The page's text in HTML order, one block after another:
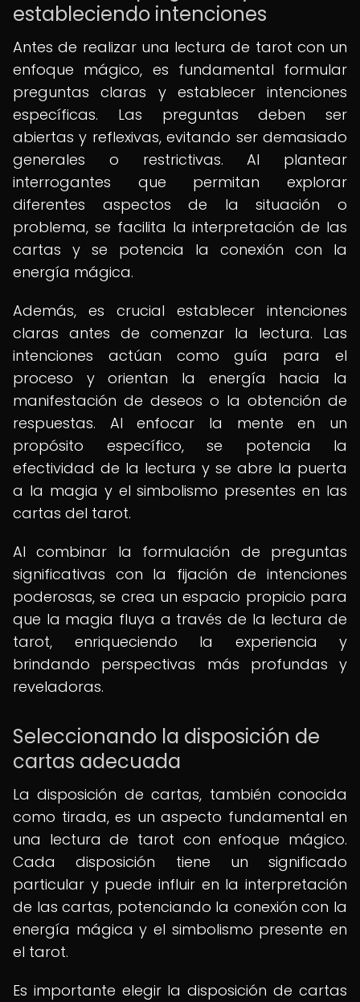
estableciendo intenciones
Antes de realizar una lectura de tarot con un
enfoque mágico, es fundamental formular
preguntas claras y establecer intenciones
específicas. Las preguntas deben ser
abiertas y reflexivas, evitando ser demasiado
generales o restrictivas. Al plantear
interrogantes que permitan explorar
diferentes aspectos de la situación o
problema, se facilita la interpretación de las
cartas y se potencia la conexión con la
energía mágica.
Además, es crucial establecer intenciones
claras antes de comenzar la lectura. Las
intenciones actúan como guía para el
proceso y orientan la energía hacia la
manifestación de deseos o la obtención de
respuestas. Al enfocar la mente en un
propósito específico, se potencia la
efectividad de la lectura y se abre la puerta
a la magia y el simbolismo presentes en las
cartas del tarot.
Al combinar la formulación de preguntas
significativas con la fijación de intenciones
poderosas, se crea un espacio propicio para
que la magia fluya a través de la lectura de
tarot, enriqueciendo la experiencia y
brindando perspectivas más profundas y
reveladoras.
Seleccionando la disposición de
cartas adecuada
La disposición de cartas, también conocida
como tirada, es un aspecto fundamental en
una lectura de tarot con enfoque mágico.
Cada disposición tiene un significado
particular y puede influir en la interpretación
de las cartas, potenciando la conexión con la
energía mágica y el simbolismo presente en
el tarot.
Es importante elegir la disposición de cartas